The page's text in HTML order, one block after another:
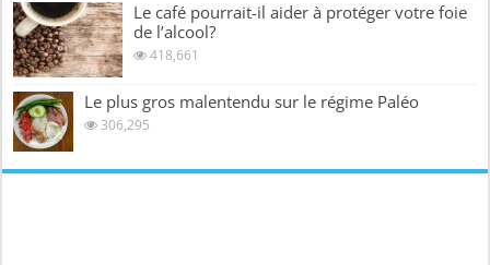
Le café pourrait-il aider à protéger votre foie
de l’alcool?
418,661
Le plus gros malentendu sur le régime Paléo
306,295